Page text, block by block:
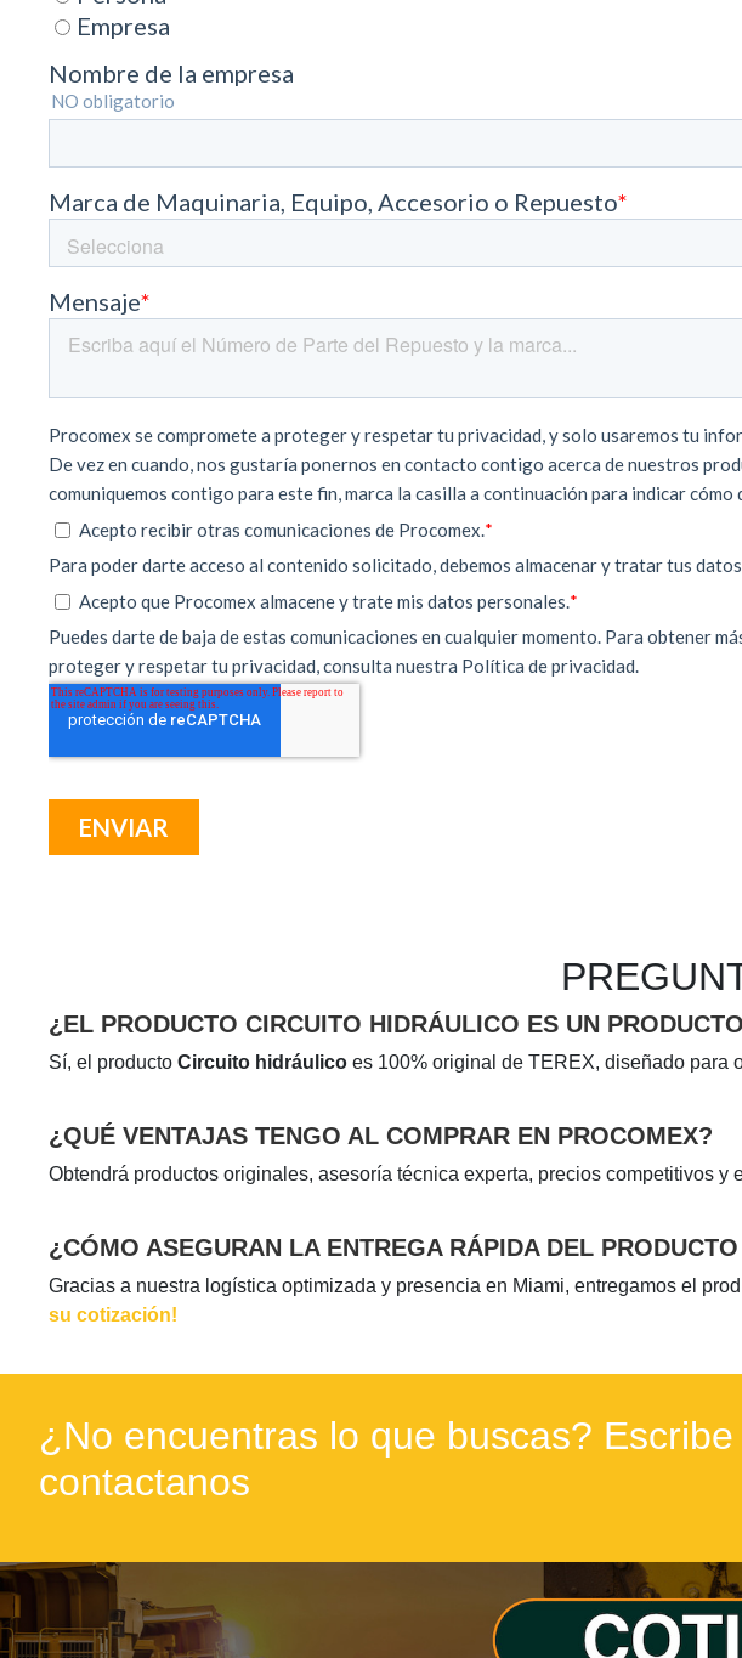
¿EL PRODUCTO CIRCUITO HIDRÁULICO ES UN
Sí, el producto Circuito hidráulico es 100% original de TEREX, diseñado para
¿QUÉ VENTAJAS TENGO AL COMPRAR EN PROCOMEX?
Obtendrá productos originales, asesoría técnica experta, precios competitivos y
¿CÓMO ASEGURAN LA ENTREGA RÁPIDA DEL
Gracias a nuestra logística optimizada y presencia en Miami, entregamos el
su cotización!
¿No encuentras lo que buscas?
contactanos